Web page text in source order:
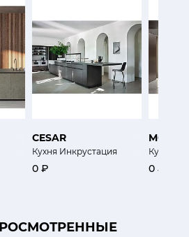
CESAR
Кухня Инкрустация
0 ₽
Кухня
0 ₽